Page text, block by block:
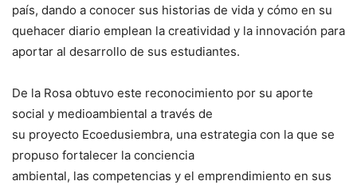
país, dando a conocer sus historias de vida y cómo en su
quehacer diario emplean la creatividad y la innovación para
aportar al desarrollo de sus estudiantes.
De la Rosa obtuvo este reconocimiento por su aporte
social y medioambiental a través de
su proyecto Ecoedusiembra, una estrategia con la que se
propuso fortalecer la conciencia
ambiental, las competencias y el emprendimiento en sus